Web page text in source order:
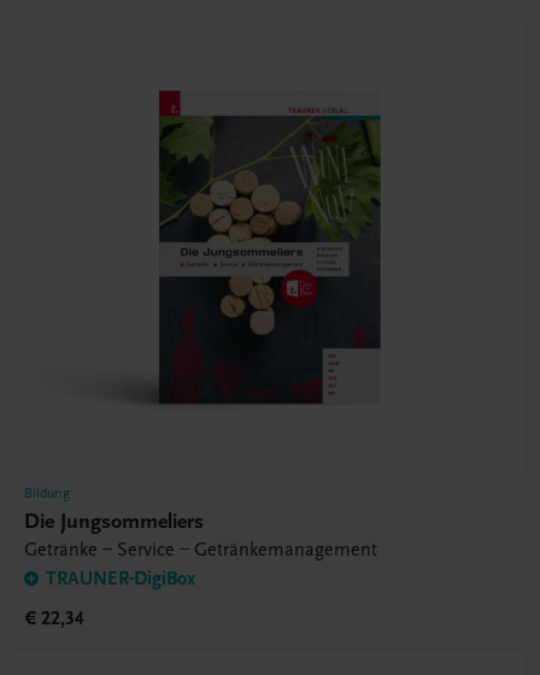
Bildung
Die Jungsommeliers
Getränke – Service – Getränkemanagement
TRAUNER-DigiBox
€ 22,34